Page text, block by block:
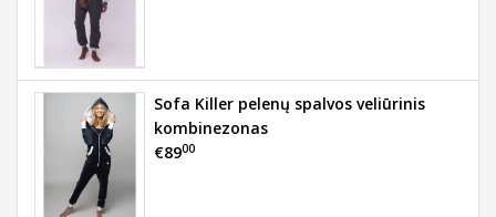
Sofa Killer pelenų spalvos veliūrinis
kombinezonas
€8900